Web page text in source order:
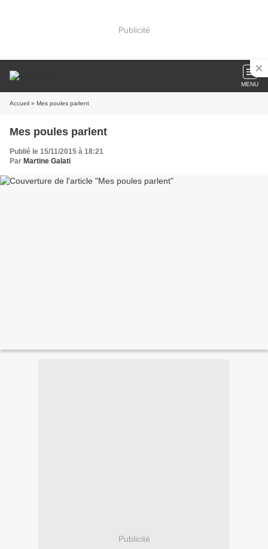
Publicité
MENU
Accueil » Mes poules parlent
Mes poules parlent
Publié le 15/11/2015 à 18:21
Par Martine Galati
Publicité